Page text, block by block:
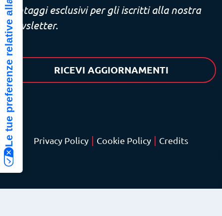
Vantaggi esclusivi per gli iscritti alla nostra
newsletter.
RICEVI AGGIORNAMENTI
Privacy Policy Cookie Policy Credits
Le tue preferenze relative alla privacy